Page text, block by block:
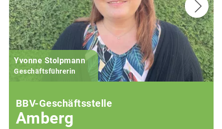
Yvonne Stolpmann
Geschäftsführerin
BBV-Geschäftsstelle
Amberg